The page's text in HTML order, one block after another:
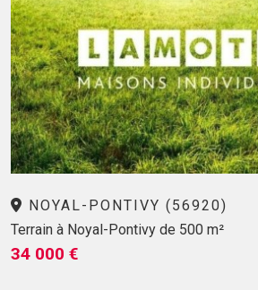
NOYAL-PONTIVY (56920)
Terrain à Noyal-Pontivy de 500 m²
34 000 €